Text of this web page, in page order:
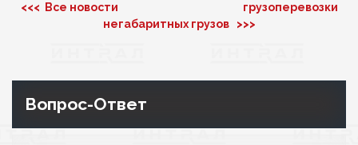
<<< Все новости
грузоперевозки
негабаритных грузов >>>
Вопрос-Ответ